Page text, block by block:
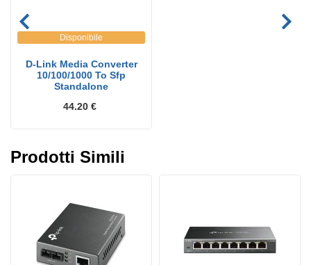
Disponibile
D-Link Media Converter
10/100/1000 To Sfp
Standalone
44.20 €
Prodotti Simili